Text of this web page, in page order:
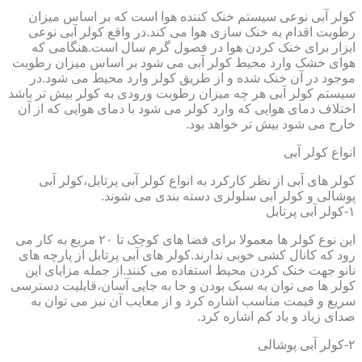
کولر آبی نوعی سیستم خنک کننده هوا است که بر اساس میزان
رطوبت اقدام به خنک سازی هوا می کند.در واقع کولر آبی نوعی
ابزار برای خنک کردن هوا در فصول گرم سال است.هنگامی که
هوای خشک وارد محیط کولر آبی می شود بر اساس میزان رطوبت
موجود در آن خنک شده و از طریق کولر وارد محیط می شود.در
سیستم کولر آبی هر چه میزان رطوبت ورودی به کولر بیش تر باشد
اختلاف دمای هوایی که وارد کولر می شود با دمای هوایی که از آن
خارج می شود بیش تر خواهد بود.
انواع کولر آبی
کولر های آبی از نظر کارکرد به انواع کولر آبی پرتابل،کولر آبی
پوشالی و کولر آبی سلولزی دسته بندی می شوند.
۱-کولر آبی پرتابل
این نوع کولر ها معمولا برای فضا های کوچک تا ۲۰ مربع به کار می
رود که کانال کشی خوبی ندارند.کولر های آبی پرتابل از پارچه های
نانو جهت خنک کردن محیط استفاده می کنند.از جمله مزایای این
کولر ها می توان به سبک بودن و جا به جایی آسان،قابلیت دسترسی
سریع و قیمت مناسب اشاره کرد و از معایب آن نیز می توان به
صدای زیاد و باد کم اشاره کرد.
۲-کولر آبی پوشالی